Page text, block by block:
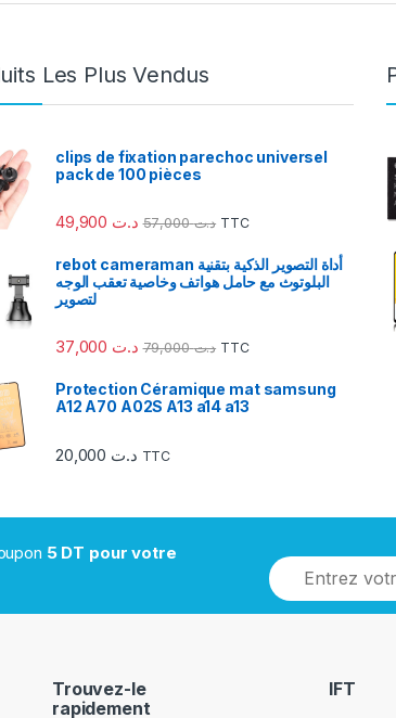
Les Plus Vendus
clips de fixation parechoc universel
pack de 100 pièces
د.ت د.ت57,000 TTC
rebot cameraman أداة التصوير الذكية بتقنية
البلوتوث مع حامل هواتف وخاصية تعقب الوجه
لتصوير
د.ت د.ت79,000 TTC
Protection Céramique mat samsung
A12 A70 A02S A13 a14 a13
د.ت TTC
5 DT pour votre
Trouvez-le
rapidement
IFT